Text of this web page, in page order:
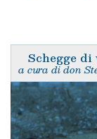
Schegge di
a cura di don